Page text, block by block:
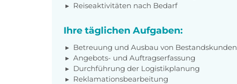
Reiseaktivitäten nach Bedarf
Ihre täglichen Aufgaben:
Betreuung und Ausbau von Bestandskunden
Angebots- und Auftragserfassung
Durchführung der Logistikplanung
Reklamationsbearbeitung